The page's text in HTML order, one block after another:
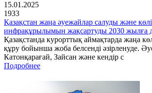
15.01.2025
1933
Қазақстан жаңа әуежайлар салуды және
инфрақұрылымын жақсартуды 2030 жылға
Қазақстанда курорттық аймақтарда жаңа
құру бойынша жоба белсенді әзірленуде.
Катонқарағай, Зайсан және кендір с
Подробнее